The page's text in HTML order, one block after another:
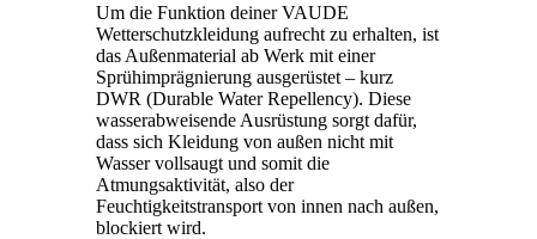
Um die Funktion deiner VAUDE
Wetterschutzkleidung aufrecht zu erhalten, ist
das Außenmaterial ab Werk mit einer
Sprühimprägnierung ausgerüstet – kurz
DWR (Durable Water Repellency). Diese
wasserabweisende Ausrüstung sorgt dafür,
dass sich Kleidung von außen nicht mit
Wasser vollsaugt und somit die
Atmungsaktivität, also der
Feuchtigkeitstransport von innen nach außen,
blockiert wird.